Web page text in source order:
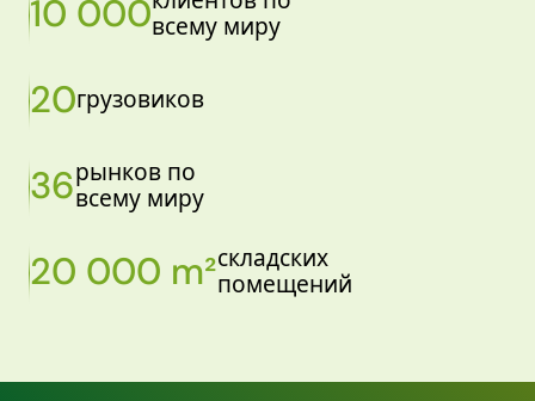
10 000всему миру
20грузовиков
36рынков по
всему миру
20 000 m²складских
помещений